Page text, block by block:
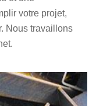
votre projet,
Nous travaillons